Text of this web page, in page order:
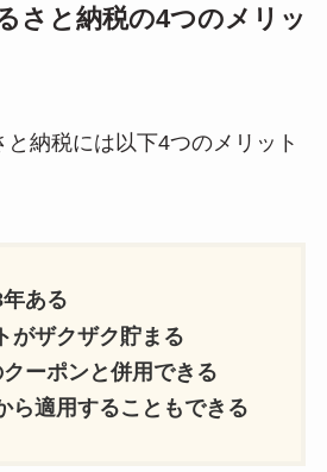
さと納税の4つのメリッ
納税には以下4つのメリット
ある
がザクザク貯まる
ーポンと併用できる
ら適用することもできる